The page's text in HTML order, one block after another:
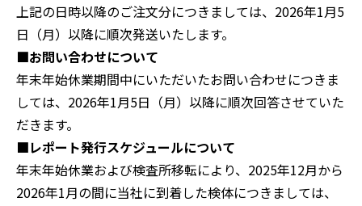
上記の日時以降のご注文分につきましては、2026年1月5
日（月）以降に順次発送いたします。
■お問い合わせについて
年末年始休業期間中にいただいたお問い合わせにつきま
しては、2026年1月5日（月）以降に順次回答させていた
だきます。
■レポート発行スケジュールについて
年末年始休業および検査所移転により、2025年12月から
2026年1月の間に当社に到着した検体につきましては、